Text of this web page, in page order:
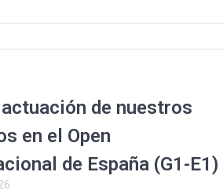
tt
er
ail at
s
p
p
m
p
tir
actuación de nuestros
en el Open
de España (G1-E1)